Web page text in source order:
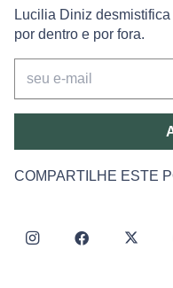
Lucilia Diniz
por dentro e por fora.
COMPARTILHE ESTE